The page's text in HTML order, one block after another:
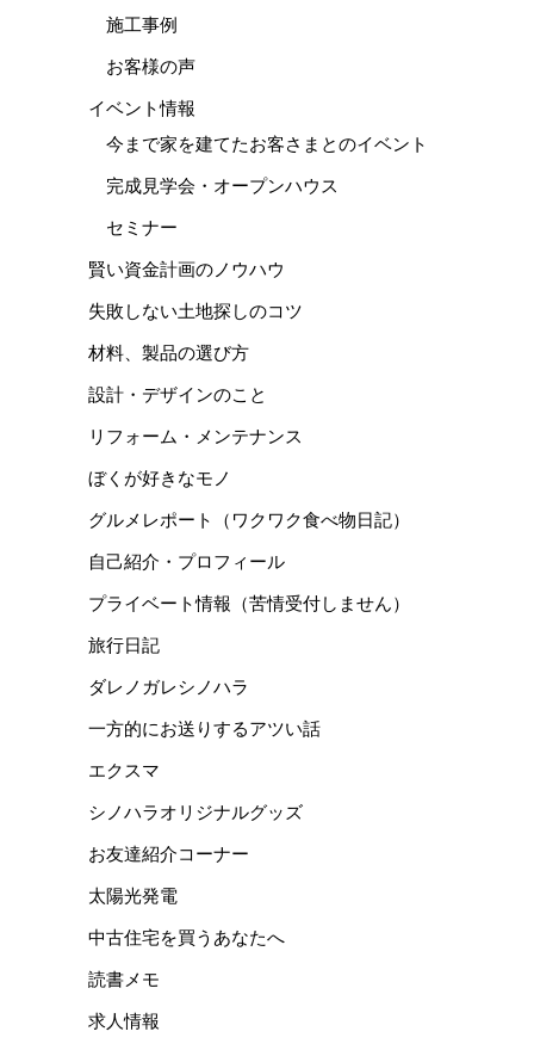
施工事例
お客様の声
イベント情報
今まで家を建てたお客さまとのイベント
完成見学会・オープンハウス
セミナー
賢い資金計画のノウハウ
失敗しない土地探しのコツ
材料、製品の選び方
設計・デザインのこと
リフォーム・メンテナンス
ぼくが好きなモノ
グルメレポート（ワクワク食べ物日記）
自己紹介・プロフィール
プライベート情報（苦情受付しません）
旅行日記
ダレノガレシノハラ
一方的にお送りするアツい話
エクスマ
シノハラオリジナルグッズ
お友達紹介コーナー
太陽光発電
中古住宅を買うあなたへ
読書メモ
求人情報